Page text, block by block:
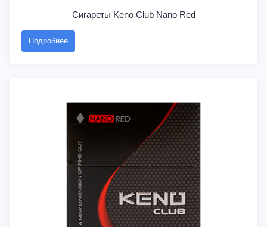
Сигареты Keno Club Nano Red
Подробнее